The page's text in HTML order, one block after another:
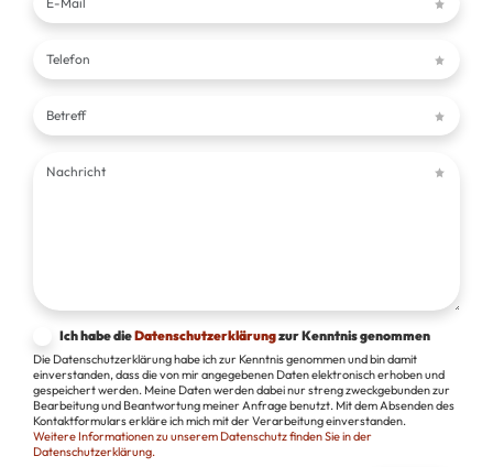
Ich habe dieDatenschutzerklärungzur Kenntnis genommen
Die Datenschutzerklärung habe ich zur Kenntnis genommen und bin damit
einverstanden, dass die von mir angegebenen Daten elektronisch erhoben und
gespeichert werden. Meine Daten werden dabei nur streng zweckgebunden zur
Bearbeitung und Beantwortung meiner Anfrage benutzt. Mit dem Absenden des
Kontaktformulars erkläre ich mich mit der Verarbeitung einverstanden.
Weitere Informationen zu unserem Datenschutz finden Sie in der
Datenschutzerklärung.